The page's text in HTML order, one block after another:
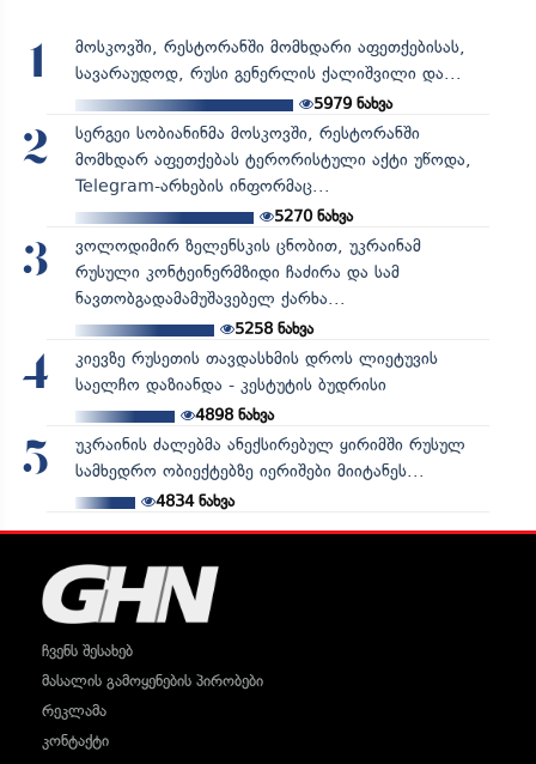
1
მოსკოვში, რესტორანში მომხდარი აფეთქებისას,
სავარაუდოდ, რუსი გენერლის ქალიშვილი და...
5979 ნახვა
2
სერგეი სობიანინმა მოსკოვში, რესტორანში
მომხდარ აფეთქებას ტერორისტული აქტი უწოდა,
Telegram-არხების ინფორმაც...
5270ნახვა
3
ვოლოდიმირ ზელენსკის ცნობით, უკრაინამ
რუსული კონტეინერმზიდი ჩაძირა და სამ
ნავთობგადამამუშავებელ ქარხა...
5258ნახვა
4
კიევზე რუსეთის თავდასხმის დროს ლიეტუვის
საელჩო დაზიანდა - კესტუტის ბუდრისი
4898ნახვა
5
უკრაინის ძალებმა ანექსირებულ ყირიმში რუსულ
სამხედრო ობიექტებზე იერიშები მიიტანეს...
4834ნახვა
ჩვენს შესახებ
მასალის გამოყენების პირობები
რეკლამა
კონტაქტი